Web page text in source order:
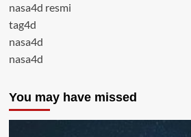
nasa4d resmi
tag4d
nasa4d
nasa4d
You may have missed